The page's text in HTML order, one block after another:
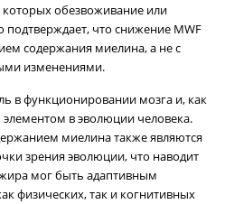
обезвоживание или
что снижение MWF
содержания миелина, а не с
изменениями.
в функционировании мозга и, как
в эволюции человека.
миелина также являются
зрения эволюции, что наводит
мог быть адаптивным
физических, так и когнитивных